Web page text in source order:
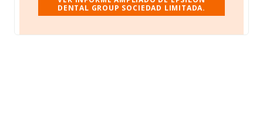
DENTAL GROUP SOCIEDAD LIMITADA.